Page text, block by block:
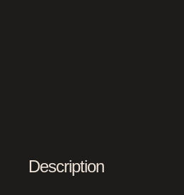
Description